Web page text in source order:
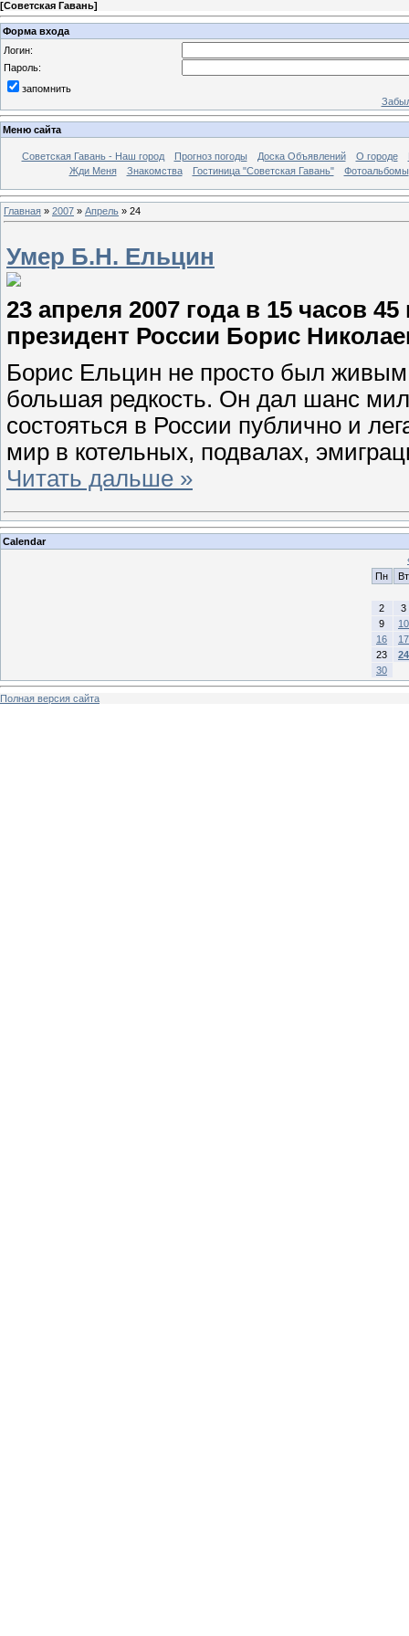
[Советская Гавань]
Форма входа
Логин:
Пароль:
запомнить
Меню сайта
Советская Гавань - Наш город Прогноз погоды Доска Объявлений О городе
Жди Меня
Знакомства Гостиница "Советская Гавань" Фотоальбомы
Главная » 2007 » Апрель » 24
Умер Б.Н. Ельцин
23 апреля 2007 года в 15 часов
президент России Борис
Борис Ельцин не просто был
большая редкость. Он дал шанс
состояться в России публично и
мир в котельных, подвалах,
Читать дальше »
Calendar
Пн
Вт
2
3
9
10
16
17
23
24
30
Полная версия сайта